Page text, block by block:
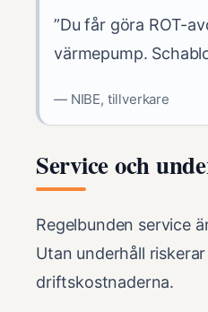
”Du får göra ROT-
värmepump.
— NIBE, tillverkare
Service och
Regelbunden service
Utan underhåll
driftskostnaderna.